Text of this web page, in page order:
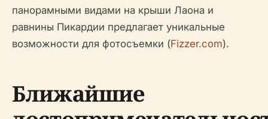
панорамными видами на крыши Лаона и
равнины Пикардии предлагает уникальные
возможности для фотосъемки (Fizzer.com).
Ближайшие